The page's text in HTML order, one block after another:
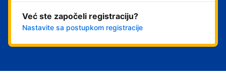
Već ste započeli registraciju?
Nastavite sa postupkom registracije